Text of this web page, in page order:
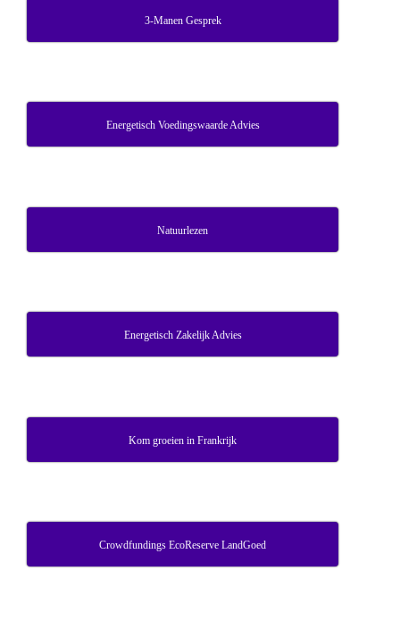
3-Manen Gesprek
Energetisch Voedingswaarde Advies
Natuurlezen
Energetisch Zakelijk Advies
Kom groeien in Frankrijk
Crowdfundings EcoReserve LandGoed